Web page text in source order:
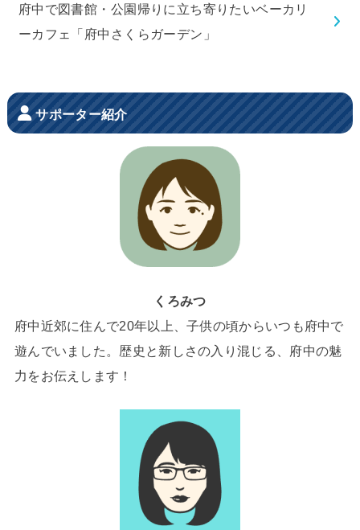
府中で図書館・公園帰りに立ち寄りたいベーカリ
ーカフェ「府中さくらガーデン」
サポーター紹介
くろみつ
府中近郊に住んで20年以上、子供の頃からいつも府中で
遊んでいました。歴史と新しさの入り混じる、府中の魅
力をお伝えします！